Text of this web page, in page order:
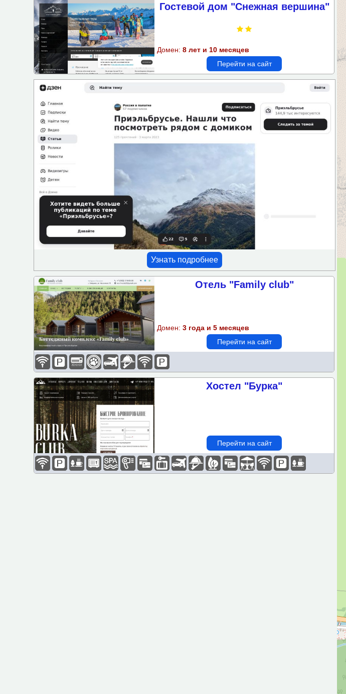
Подбор объектов по параметрам
Бассейн
Спортзал-площадка
Доступная среда
Wi-Fi
Парковка
Детская площадка
Кондиционер
Проживание с животными
Ресторан-кафе
Сейф
СПА
Частный пляж
Мини-бар
Фен
Оплата картой
Камера хранения
Трансфер
Озелененная территория
Гостевой дом "Снежная вершина"
Домен:8 лет и 10 месяцев
Перейти на сайт
Узнать подробнее
Отель "Family club"
Домен:3 года и 5 месяцев
Перейти на сайт
Хостел "Бурка"
Перейти на сайт